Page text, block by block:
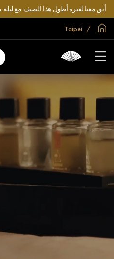
أبق معنا لفترة أطول هذا الصيف مع ليلة
الصفحة الرئيسية العالمية